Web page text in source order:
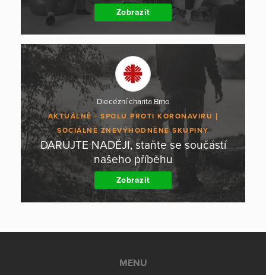
Zobrazit
Diecézní charita Brno
AKTUÁLNĚ - SPOLU PROTI KORONAVIRU
SOCIÁLNĚ ZNEVÝHODNĚNÉ SKUPINY
DARUJTE NADĚJI, staňte se součástí
našeho příběhu
Zobrazit
MENU